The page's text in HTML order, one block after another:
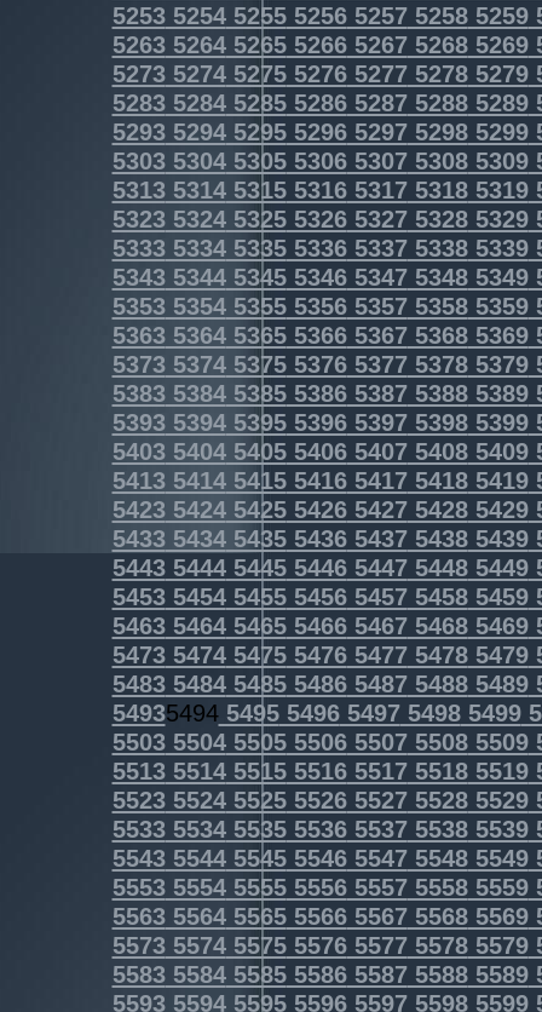
5253525452555256525752585259
5263526452655266526752685269
5273527452755276527752785279
5283528452855286528752885289
5293529452955296529752985299
5303530453055306530753085309
5313531453155316531753185319
5323532453255326532753285329
5333533453355336533753385339
5343534453455346534753485349
5353535453555356535753585359
5363536453655366536753685369
5373537453755376537753785379
5383538453855386538753885389
5393539453955396539753985399
5403540454055406540754085409
5413541454155416541754185419
5423542454255426542754285429
5433543454355436543754385439
5443544454455446544754485449
5453545454555456545754585459
5463546454655466546754685469
5473547454755476547754785479
5483548454855486548754885489
5493549454955496549754985499
5503550455055506550755085509
5513551455155516551755185519
5523552455255526552755285529
5533553455355536553755385539
5543554455455546554755485549
5553555455555556555755585559
5563556455655566556755685569
5573557455755576557755785579
5583558455855586558755885589
5593559455955596559755985599